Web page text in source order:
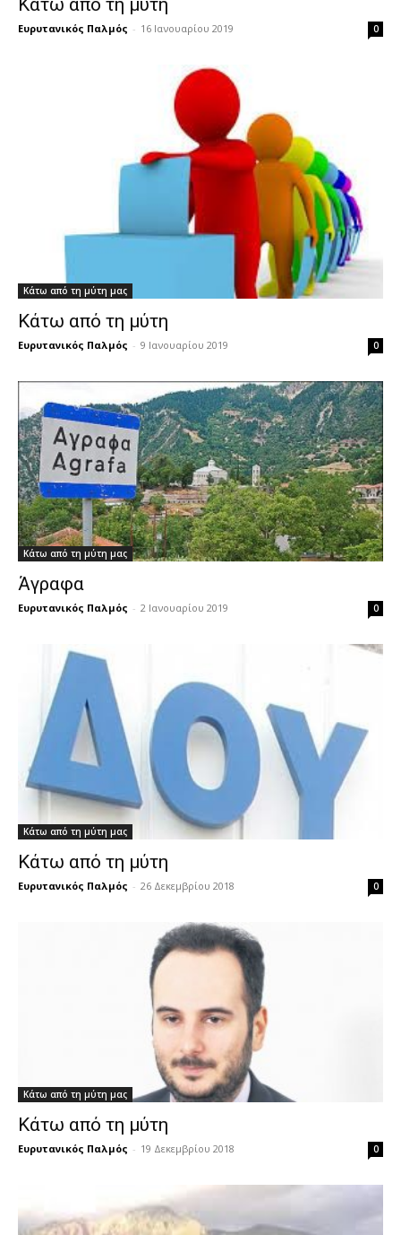
Ευρυτανικός Παλμός - 16 Ιανουαρίου 2019 0
Κάτω από τη μύτη μας
Κάτω από τη μύτη
Ευρυτανικός Παλμός - 9 Ιανουαρίου 2019 0
Κάτω από τη μύτη μας
Άγραφα
Ευρυτανικός Παλμός - 2 Ιανουαρίου 2019 0
Κάτω από τη μύτη μας
Κάτω από τη μύτη
Ευρυτανικός Παλμός - 26 Δεκεμβρίου 2018 0
Κάτω από τη μύτη μας
Κάτω από τη μύτη
Ευρυτανικός Παλμός - 19 Δεκεμβρίου 2018 0